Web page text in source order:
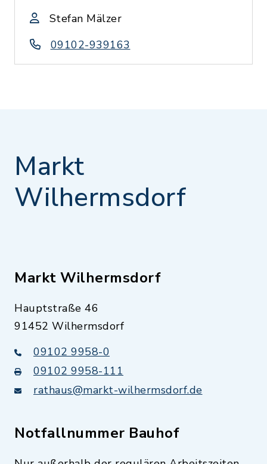
Stefan Mälzer
09102-939163
Markt
Wilhermsdorf
Markt Wilhermsdorf
Hauptstraße 46
91452 Wilhermsdorf
09102 9958-0
09102 9958-111
rathaus@markt-wilhermsdorf.de
Notfallnummer Bauhof